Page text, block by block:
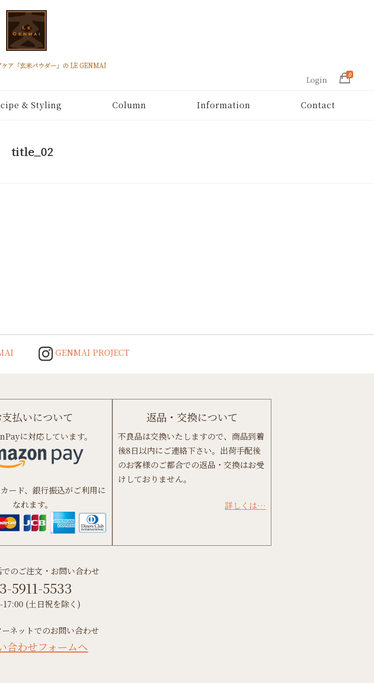
ア「玄米パウダー」の LE GENMAI
Login
0
& Styling Column Information Contact
title_02
GENMAI PROJECT
払いについて
に対応しています。
ード、銀行振込がご利用に
なれます。
返品・交換について
不良品は交換いたしますので、商品到着
後8日以内にご連絡下さい。出荷手配後
のお客様のご都合での返品・交換はお受
けしておりません。
詳しくは…
のご注文・お問い合わせ
5911-5533
17:00 (土日祝を除く)
ーネットでのお問い合わせ
合わせフォームへ